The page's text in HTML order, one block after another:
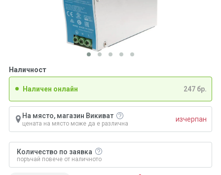
Наличност
Наличен онлайн 247 бр.
На място, магазин Викиват
цената на място може да е различна
изчерпан
Количество по заявка
поръчай повече от наличното